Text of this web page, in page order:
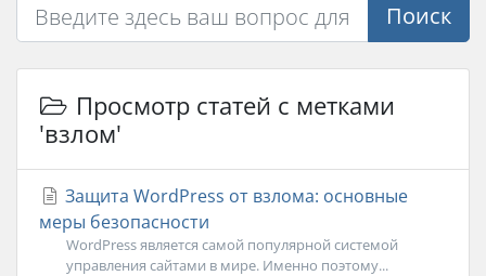
Поиск
Просмотр статей с метками
'взлом'
Защита WordPress от взлома: основные
меры безопасности
WordPress является самой популярной системой
управления сайтами в мире. Именно поэтому...